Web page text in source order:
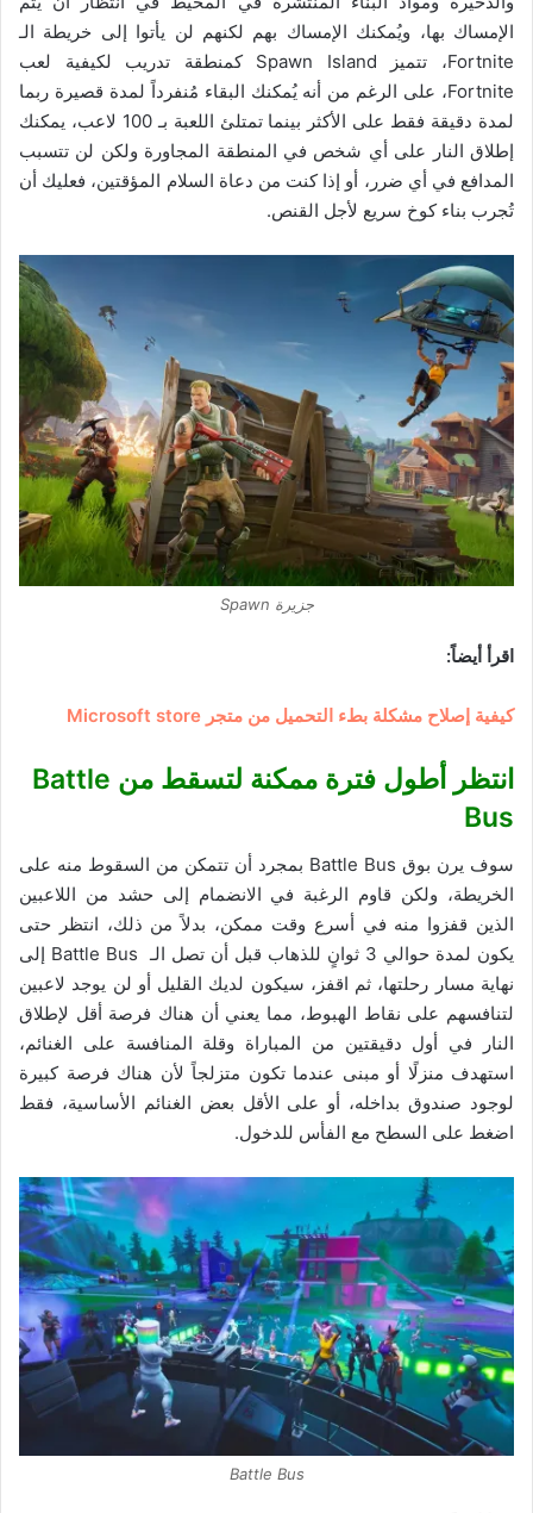
الإمساك بها، ويُمكنك الإمساك بهم لكنهم لن يأتوا إلى خريطة الـ
Fortnite، تتميز Spawn Island كمنطقة تدريب لكيفية لعب
Fortnite، على الرغم من أنه يُمكنك البقاء مُنفرداً لمدة قصيرة ربما
لمدة دقيقة فقط على الأكثر بينما تمتلئ اللعبة بـ 100 لاعب، يمكنك
إطلاق النار على أي شخص في المنطقة المجاورة ولكن لن تتسبب
المدافع في أي ضرر، أو إذا كنت من دعاة السلام المؤقتين، فعليك أن
تُجرب بناء كوخ سريع لأجل القنص.
جزيرة Spawn
اقرأ أيضاً:
كيفية إصلاح مشكلة بطء التحميل من متجر Microsoft store
انتظر أطول فترة ممكنة لتسقط من Battle
Bus
سوف يرن بوق Battle Bus بمجرد أن تتمكن من السقوط منه على
الخريطة، ولكن قاوم الرغبة في الانضمام إلى حشد من اللاعبين
الذين قفزوا منه في أسرع وقت ممكن، بدلاً من ذلك، انتظر حتى
يكون لمدة حوالي 3 ثوانٍ للذهاب قبل أن تصل الـ Battle Bus إلى
نهاية مسار رحلتها، ثم اقفز، سيكون لديك القليل أو لن يوجد لاعبين
لتنافسهم على نقاط الهبوط، مما يعني أن هناك فرصة أقل لإطلاق
النار في أول دقيقتين من المباراة وقلة المنافسة على الغنائم،
استهدف منزلًا أو مبنى عندما تكون متزلجاً لأن هناك فرصة كبيرة
لوجود صندوق بداخله، أو على الأقل بعض الغنائم الأساسية، فقط
اضغط على السطح مع الفأس للدخول.
Battle Bus